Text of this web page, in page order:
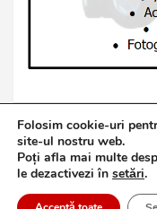
Copyright
Politică de
Folosim cookie-uri
site-ul nostru web.
Poți afla mai multe
le dezactivezi în setări.